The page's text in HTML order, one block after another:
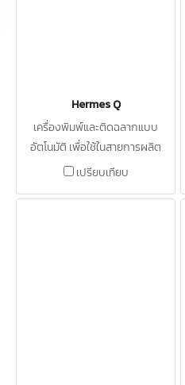
Hermes Q
เครื่องพิมพ์และติดฉลากแบบ
อัตโนมัติ เพื่อใช้ในสายการผลิต
เปรียบเทียบ